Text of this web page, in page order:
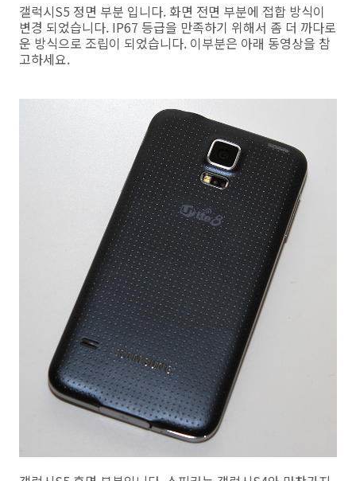
갤럭시S5 정면 부분 입니다. 화면 전면 부분에 접합 방식이
변경 되었습니다. IP67 등급을 만족하기 위해서 좀 더 까다로
운 방식으로 조립이 되었습니다. 이부분은 아래 동영상을 참
고하세요.